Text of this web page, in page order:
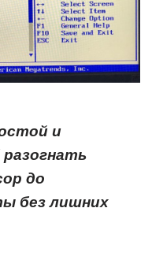
и
до
без лишних